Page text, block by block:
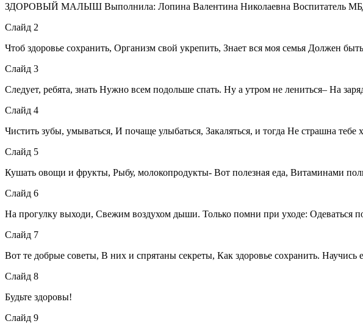
ЗДОРОВЫЙ МАЛЫШ Выполнила: Лопина Валентина Николаевна Воспитатель
Слайд 2
Чтоб здоровье сохранить, Организм свой укрепить, Знает вся моя семья Должен
Слайд 3
Следует, ребята, знать Нужно всем подольше спать. Ну а утром не лениться– На
Слайд 4
Чистить зубы, умываться, И почаще улыбаться, Закаляться, и тогда Не страшна
Слайд 5
Кушать овощи и фрукты, Рыбу, молокопродукты- Вот полезная еда, Витаминами
Слайд 6
На прогулку выходи, Свежим воздухом дыши. Только помни при уходе: Одеваться
Слайд 7
Вот те добрые советы, В них и спрятаны секреты, Как здоровье сохранить. Научись
Слайд 8
Будьте здоровы!
Слайд 9